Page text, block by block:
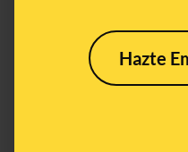
Hazte